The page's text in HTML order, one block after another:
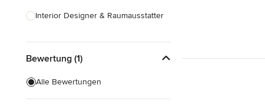
Interior Designer & Raumausstatter
Landschaftsarchitekten
Armaturen & Sanitärbedarf
Beleuchtung
Bewertung (1)
Alle Bewertungen